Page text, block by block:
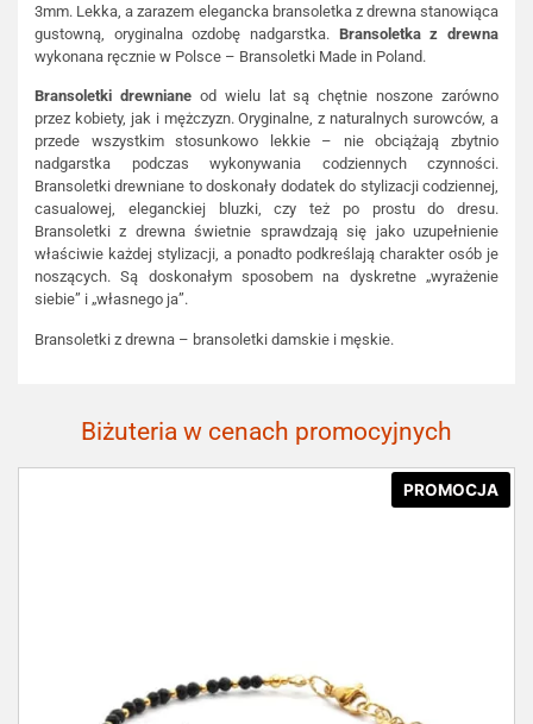
3mm. Lekka, a zarazem elegancka bransoletka z drewna stanowiąca
gustowną, oryginalna ozdobę nadgarstka. Bransoletka z drewna
wykonana ręcznie w Polsce – Bransoletki Made in Poland.
Bransoletki drewnianeod wielu lat są chętnie noszone zarówno
przez kobiety, jak i mężczyzn. Oryginalne, z naturalnych surowców, a
przede wszystkim stosunkowo lekkie – nie obciążają zbytnio
nadgarstka podczas wykonywania codziennych czynności.
Bransoletki drewniane to doskonały dodatek do stylizacji codziennej,
casualowej, eleganckiej bluzki, czy też po prostu do dresu.
Bransoletki z drewna świetnie sprawdzają się jako uzupełnienie
właściwie każdej stylizacji, a ponadto podkreślają charakter osób je
noszących. Są doskonałym sposobem na dyskretne „wyrażenie
siebie” i „własnego ja”.
Bransoletki z drewna – bransoletki damskie i męskie.
Biżuteria w cenach promocyjnych
PROMOCJA